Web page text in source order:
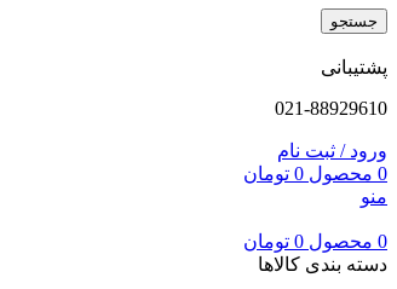
جستجو
پشتیبانی
021-88929610
ورود / ثبت نام
0 محصول 0 تومان
منو
0 محصول 0 تومان
دسته بندی کالاها